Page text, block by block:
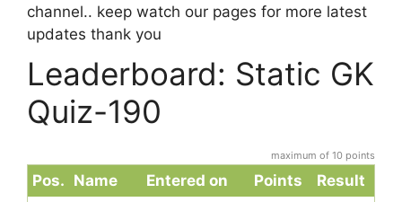
channel.. keep watch our pages for more latest
updates thank you
Leaderboard: Static GK
Quiz-190
maximum of 10 points
Pos. Name Entered on Points
Result